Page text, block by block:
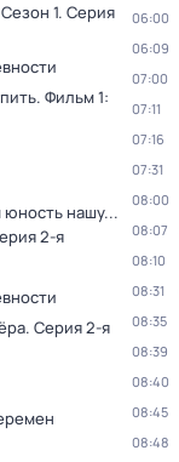
1. Серия
Фильм 1:
юность нашу...
2-я
. Серия 2-я
06:00
06:09
07:00
07:11
07:16
07:31
08:00
08:07
08:10
08:31
08:35
08:39
08:40
08:45
08:48